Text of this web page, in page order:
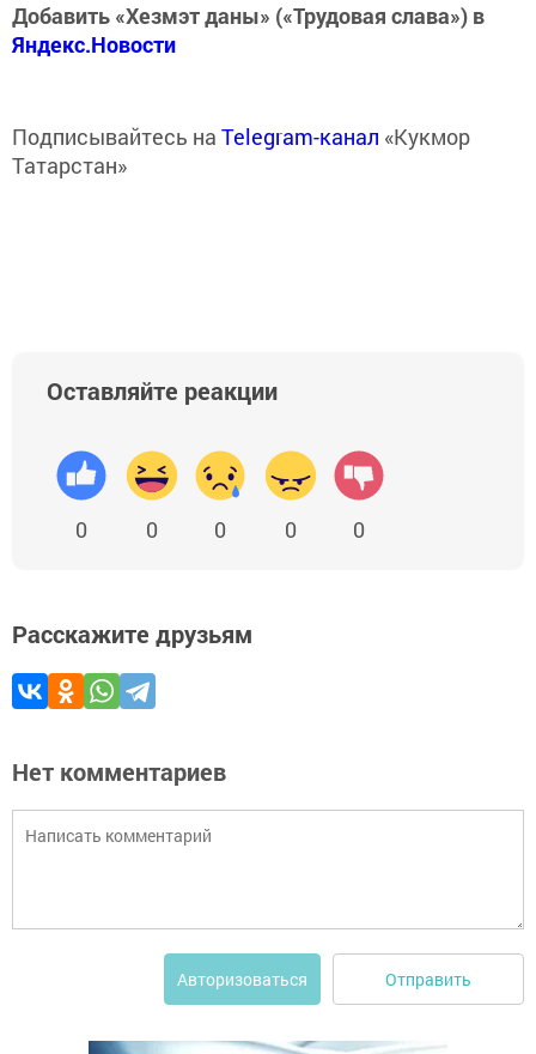
Добавить «Хезмэт даны» («Трудовая слава») в
Яндекс.Новости
Подписывайтесь на Telegram-канал «Кукмор
Татарстан»
Оставляйте реакции
0 0 0 0 0
Расскажите друзьям
Нет комментариев
Авторизоваться Отправить